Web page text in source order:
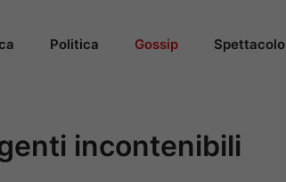
Politica Gossip Spettacolo
incontenibili